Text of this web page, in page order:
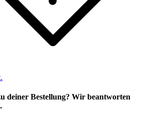
.
deiner Bestellung? Wir beantworten